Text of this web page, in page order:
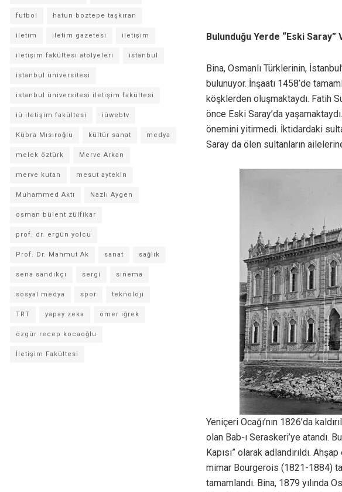
Bulunduğu Yerde “Eski Saray”
Bina, Osmanlı Türklerinin,
bulunuyor. İnşaatı 1458’de
köşklerden oluşmaktaydı. Fatih
önce Eski Saray’da
önemini yitirmedi. İktidardaki
Saray da ölen sultanların
Yeniçeri Ocağı’nın 1826’da
olan Bab-ı Seraskeri’ye atandı.
Kapısı” olarak adlandırıldı.
mimar Bourgerois (1821-1884)
tamamlandı. Bina, 1879 yılında
futbol hatun boztepe taşkıran
iletim iletim gazetesi iletişim
iletişim fakültesi atölyeleri istanbul
istanbul üniversitesi
istanbul üniversitesi iletişim fakültesi
iü iletişim fakültesi iüwebtv
Kübra Mısıroğlu kültür sanat medya
melek öztürk Merve Arkan
merve kutan mesut aytekin
Muhammed Aktı Nazlı Aygen
osman bülent zülfikar
prof. dr. ergün yolcu
Prof. Dr. Mahmut Ak sanat sağlık
sena sandıkçı sergi sinema
sosyal medya spor teknoloji
TRT yapay zeka ömer iğrek
özgür recep kocaoğlu
İletişim Fakültesi